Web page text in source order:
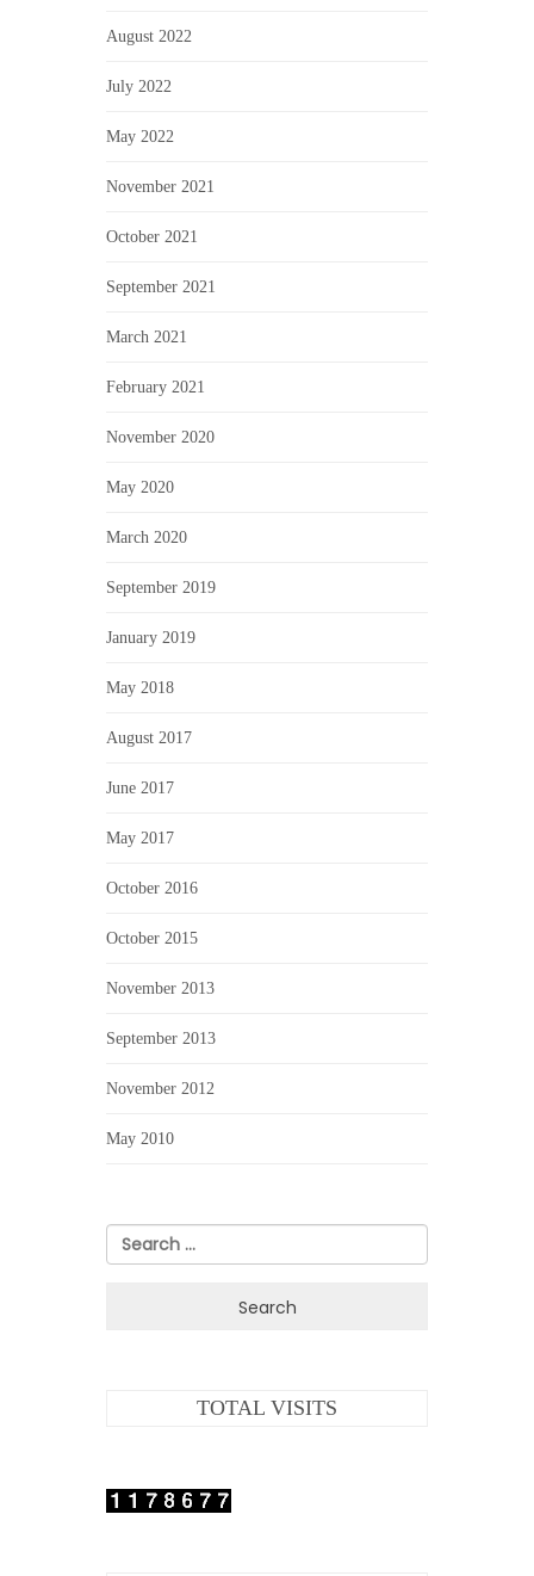
August 2022
July 2022
May 2022
November 2021
October 2021
September 2021
March 2021
February 2021
November 2020
May 2020
March 2020
September 2019
January 2019
May 2018
August 2017
June 2017
May 2017
October 2016
October 2015
November 2013
September 2013
November 2012
May 2010
Search
for:
TOTAL VISITS